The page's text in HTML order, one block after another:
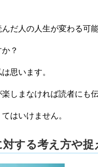
だ人の人生が変わる可
？
思います。
しまなければ読者にも
はいけません。
する考え方や捉